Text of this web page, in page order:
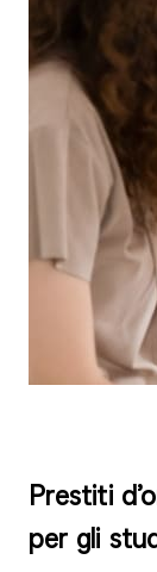
Prestiti
per gli